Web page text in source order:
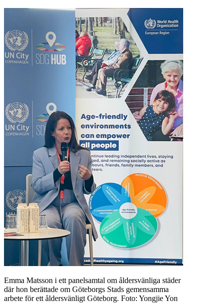
Emma Matsson i ett panelsamtal om åldersvänliga städer
där hon berättade om Göteborgs Stads gemensamma
arbete för ett åldersvänligt Göteborg. Foto: Yongjie Yon